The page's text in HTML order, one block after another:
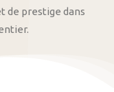
de prestige dans